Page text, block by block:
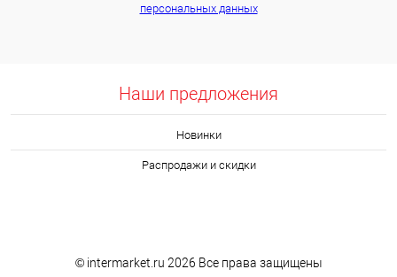
персональных данных
Наши предложения
Новинки
Распродажи и скидки
© intermarket.ru 2026 Все права защищены